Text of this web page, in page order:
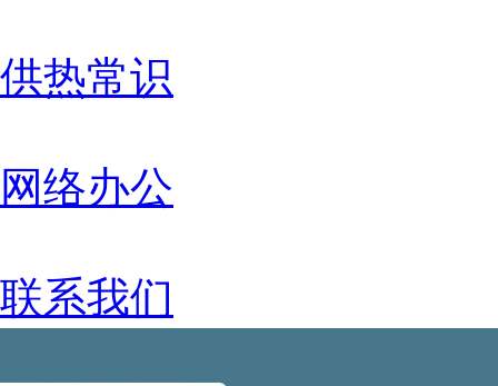
供热常识
网络办公
联系我们